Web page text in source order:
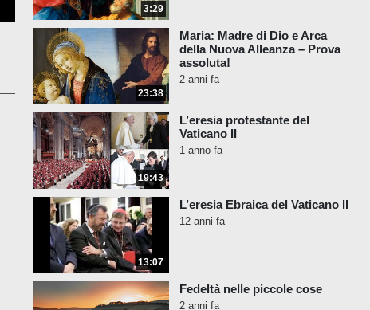
3:29
23:38
Maria: Madre di Dio e Arca
della Nuova Alleanza – Prova
assoluta!
2 anni fa
19:43
L’eresia protestante del
Vaticano II
1 anno fa
13:07
L’eresia Ebraica del Vaticano II
12 anni fa
Fedeltà nelle piccole cose
2 anni fa